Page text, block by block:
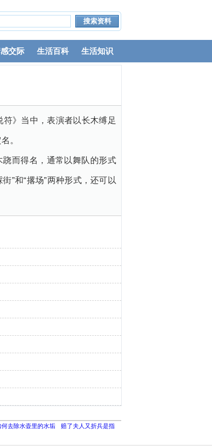
交际 生活百科 生活知识
》当中，表演者以长木缚足
。
而得名，通常以舞队的形式
”和“撂场”两种形式，还可以
何去除水壶里的水垢
赔了夫人又折兵是指